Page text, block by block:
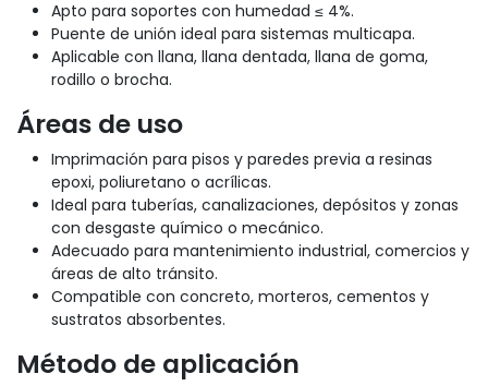
Apto para soportes con humedad ≤ 4%.
Puente de unión ideal para sistemas multicapa.
Aplicable con llana, llana dentada, llana de goma,
rodillo o brocha.
Áreas de uso
Imprimación para pisos y paredes previa a resinas
epoxi, poliuretano o acrílicas.
Ideal para tuberías, canalizaciones, depósitos y zonas
con desgaste químico o mecánico.
Adecuado para mantenimiento industrial, comercios y
áreas de alto tránsito.
Compatible con concreto, morteros, cementos y
sustratos absorbentes.
Método de aplicación